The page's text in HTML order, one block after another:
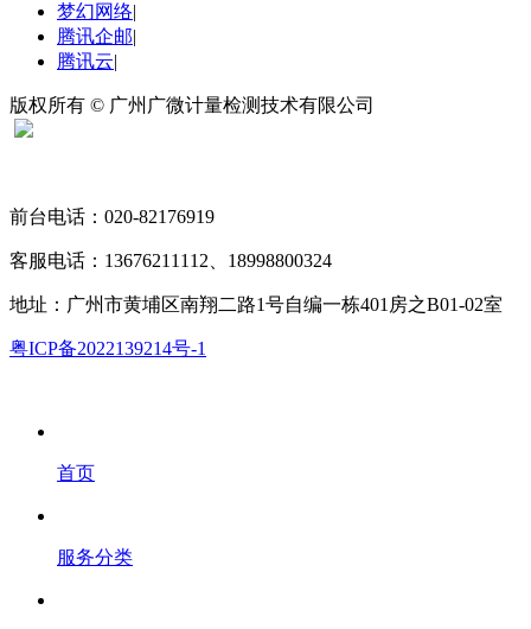
梦幻网络|
腾讯企邮|
腾讯云|
版权所有 © 广州广微计量检测技术有限公司
前台电话：020-82176919
客服电话：13676211112、18998800324
地址：广州市黄埔区南翔二路1号自编一栋401房之B01-02室
粤ICP备2022139214号-1
首页
服务分类